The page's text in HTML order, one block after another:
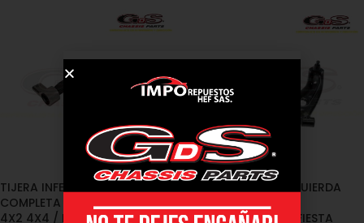
TIJERA INFERIOR IZQUIERDA
COMPLETA FORD ECO SPORT
4X2 4X4 / FIESTA S.CHARGER
TIJERA INFERIOR IZQUIERDA
COMPLETA MAZDA 2
2006/2013 / FORD FIESTA